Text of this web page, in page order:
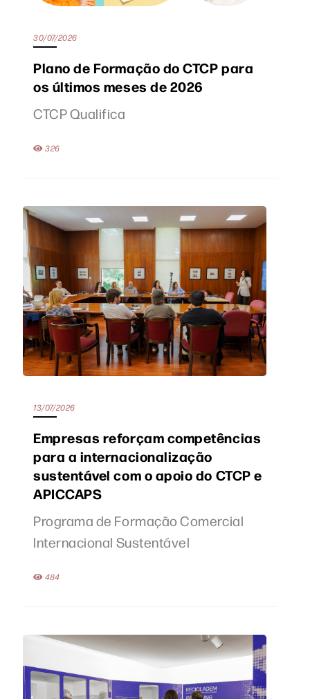
30/07/2026
Plano de Formação do CTCP para
os últimos meses de 2026
CTCP Qualifica
326
13/07/2026
Empresas reforçam competências
para a internacionalização
sustentável com o apoio do CTCP e
APICCAPS
Programa de Formação Comercial
Internacional Sustentável
484